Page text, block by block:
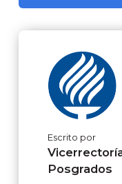
Escrito por
Posgrados